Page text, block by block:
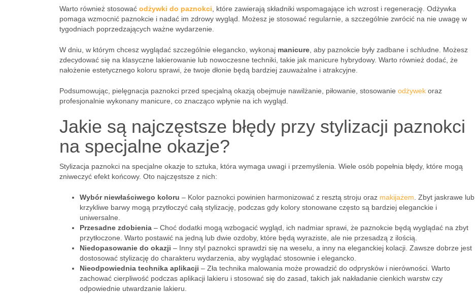
Warto również stosować odżywki do paznokci , które zawierają składniki wspomagające ich wzrost i regenerację. Odżywka
pomaga wzmocnić paznokcie i nadać im zdrowy wygląd. Możesz je stosować regularnie, a szczególnie zwrócić na nie uwagę w
tygodniach poprzedzających ważne wydarzenie.
W dniu, w którym chcesz wyglądać szczególnie elegancko, wykonaj manicure , aby paznokcie były zadbane i schludne. Możesz
zdecydować się na klasyczne lakierowanie lub nowoczesne techniki, takie jak manicure hybrydowy. Warto również dodać, że
nałożenie estetycznego koloru sprawi, że twoje dłonie będą bardziej zauważalne i atrakcyjne.
Podsumowując, pielęgnacja paznokci przed specjalną okazją obejmuje nawilżanie, piłowanie, stosowanie odżywek oraz
profesjonalnie wykonany manicure, co znacząco wpłynie na ich wygląd.
Jakie są najczęstsze błędy przy stylizacji paznokci
na specjalne okazje?
Stylizacja paznokci na specjalne okazje to sztuka, która wymaga uwagi i przemyślenia. Wiele osób popełnia błędy, które mogą
zniweczyć efekt końcowy. Oto najczęstsze z nich:
Wybór niewłaściwego koloru – Kolor paznokci powinien harmonizować z resztą stroju oraz makijażem . Zbyt jaskrawe lub
krzykliwe barwy mogą przytłoczyć całą stylizację, podczas gdy kolory stonowane często są bardziej eleganckie i
uniwersalne.
Przesadne zdobienia – Choć dodatki mogą wzbogacić wygląd, ich nadmiar sprawi, że paznokcie będą wyglądać na zbyt
przytłoczone. Warto postawić na jedną lub dwie ozdoby, które będą wyraziste, ale nie przesadzą z ilością.
Niedopasowanie do okazji – Inny styl paznokci sprawdzi się na weselu, a inny na eleganckiej kolacji. Zawsze dobrze jest
dostosować stylizację do charakteru wydarzenia, aby wyglądać stosownie i elegancko.
Nieodpowiednia technika aplikacji – Zła technika malowania może prowadzić do odprysków i nierówności. Warto
zachować cierpliwość podczas aplikacji lakieru i stosować się do zasad, takich jak nakładanie cienkich warstw czy
odpowiednie utwardzanie lakieru.